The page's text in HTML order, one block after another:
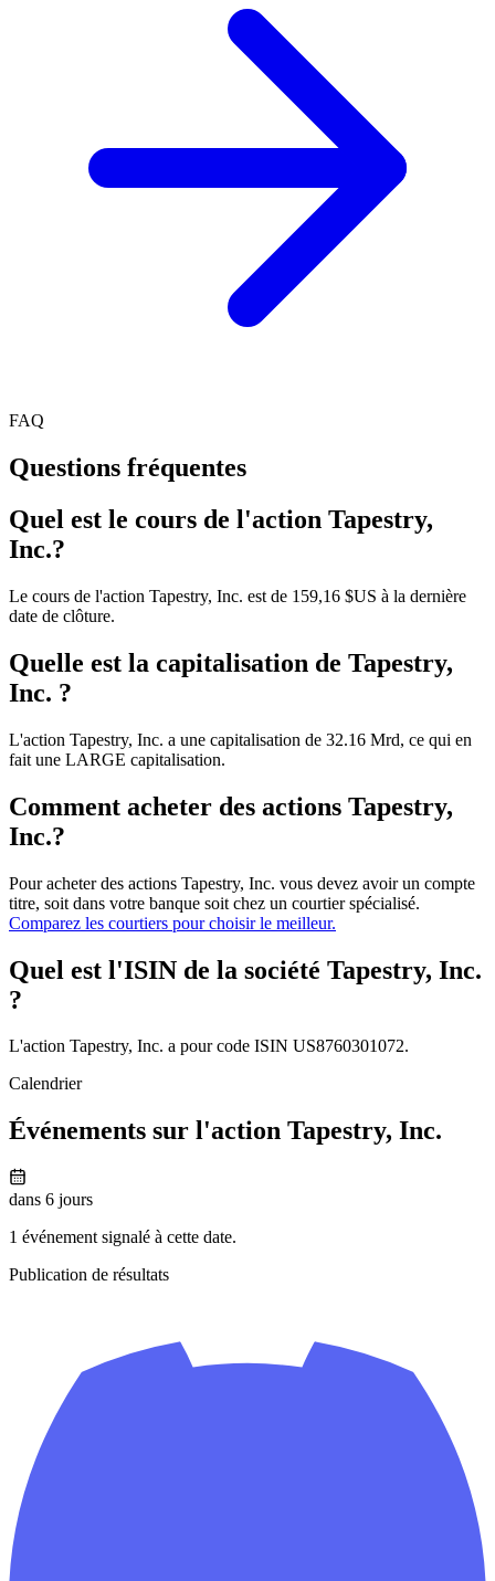
FAQ
Questions fréquentes
Quel est le cours de l'action Tapestry,
Inc.?
Le cours de l'action Tapestry, Inc. est de 159,16 $US à la dernière
date de clôture.
Quelle est la capitalisation de Tapestry,
Inc. ?
L'action Tapestry, Inc. a une capitalisation de 32.16 Mrd, ce qui en
fait une LARGE capitalisation.
Comment acheter des actions Tapestry,
Inc.?
Pour acheter des actions Tapestry, Inc. vous devez avoir un compte
titre, soit dans votre banque soit chez un courtier spécialisé.
Comparez les courtiers pour choisir le meilleur.
Quel est l'ISIN de la société Tapestry, Inc.
?
L'action Tapestry, Inc. a pour code ISIN US8760301072.
Calendrier
Événements sur l'action Tapestry, Inc.
dans 6 jours
1 événement signalé à cette date.
Publication de résultats